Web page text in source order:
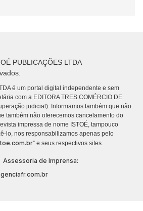
PUBLICAÇÕES LTDA
é um portal digital independente e sem
com a EDITORA TRES COMÉRCIO DE
judicial). Informamos também que não
também não oferecemos cancelamento do
impressa de nome ISTOÉ, tampouco
lo, nos responsabilizamos apenas pelo
” e seus respectivos sites.
Assessoria de Imprensa: